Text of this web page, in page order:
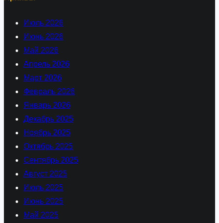
Июль 2026
Июнь 2026
Май 2026
Апрель 2026
Март 2026
Февраль 2026
Январь 2026
Декабрь 2025
Ноябрь 2025
Октябрь 2025
Сентябрь 2025
Август 2025
Июль 2025
Июнь 2025
Май 2025